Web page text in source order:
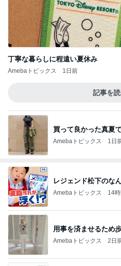
丁寧な暮らしに程遠い夏休み
Amebaトピックス 1日前
記事を
買って良かった真夏
Amebaトピックス 1日
レジェンド松下のな
Amebaトピックス 14
用事を済ませるため
Amebaトピックス 2日